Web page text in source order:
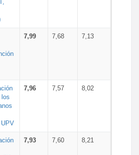
7,99 7,68 7,13
7,96 7,57 8,02
7,93 7,60 8,21